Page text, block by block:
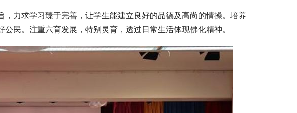
力求学习臻于完善，让学生能建立良好的品德及高尚的情操。培养
民。注重六育发展，特别灵育，透过日常生活体现佛化精神。